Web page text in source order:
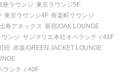
座ラウンジ 東京ラウンジ5F
東京ラウンジ4F 有楽町ラウンジ
寿アネックス 新宿/OAK LOUNGE
ンジ サンマリエ本社オペラシティ41F
田 赤坂/GREEN JACKET LOUNGE
ラシティ40F